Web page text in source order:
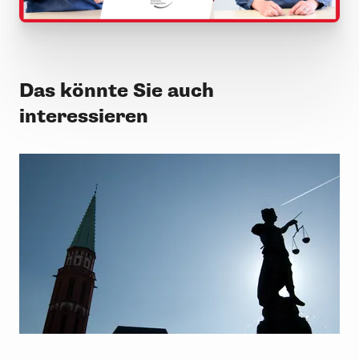
Das könnte Sie auch
interessieren